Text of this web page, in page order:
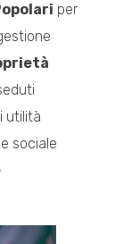
per
utilità
sociale